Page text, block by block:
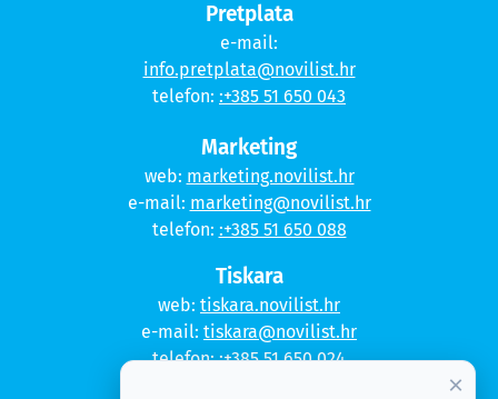
Pretplata
e-mail:
info.pretplata@novilist.hr
telefon: :+385 51 650 043
Marketing
web: marketing.novilist.hr
e-mail: marketing@novilist.hr
telefon: :+385 51 650 088
Tiskara
web: tiskara.novilist.hr
e-mail: tiskara@novilist.hr
telefon::+385 51 650 024
×